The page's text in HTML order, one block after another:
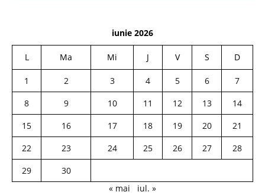
iunie 2026
L Ma Mi J V S D
1 2 3 4 5 6
7
8
9 10 11 12 13
14
15
16 17 18 19 20
21
22
23 24 25 26 27
28
29
30
« mai
iul. »